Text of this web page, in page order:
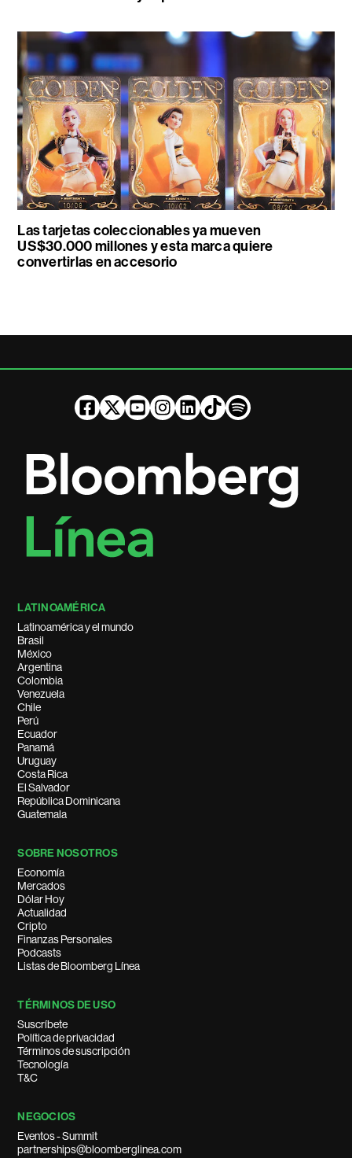
Las tarjetas coleccionables ya mueven
US$30.000 millones y esta marca quiere
convertirlas en accesorio
LATINOAMÉRICA
Latinoamérica y el mundo
Brasil
México
Argentina
Colombia
Venezuela
Chile
Perú
Ecuador
Panamá
Uruguay
Costa Rica
El Salvador
República Dominicana
Guatemala
SOBRE NOSOTROS
Economía
Mercados
Dólar Hoy
Actualidad
Cripto
Finanzas Personales
Podcasts
Listas de Bloomberg Línea
TÉRMINOS DE USO
Suscríbete
Política de privacidad
Términos de suscripción
Tecnología
T&C
NEGOCIOS
Eventos - Summit
partnerships@bloomberglinea.com